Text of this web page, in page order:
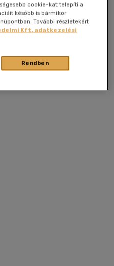
cookie-kat telepíti a
később is bármikor
További részletekért
Kft. adatkezelési
Rendben